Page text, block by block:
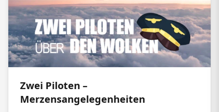
Zwei Piloten –
Merzensangelegenheiten